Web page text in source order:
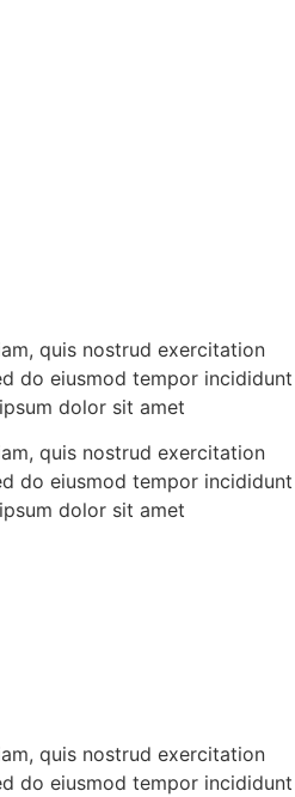
quis nostrud exercitation
do eiusmod tempor incididunt
dolor sit amet
quis nostrud exercitation
do eiusmod tempor incididunt
dolor sit amet
quis nostrud exercitation
do eiusmod tempor incididunt